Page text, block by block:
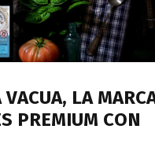
LA
PREMIUM CON